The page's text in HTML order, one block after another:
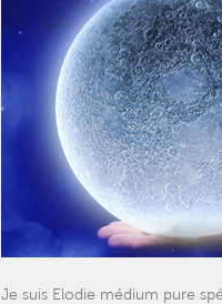
Je suis Elodie médium pure